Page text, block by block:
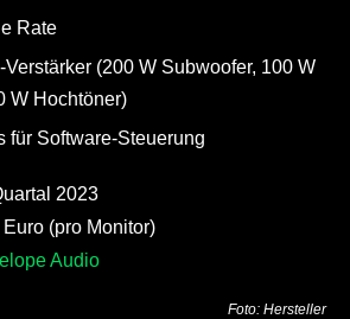
Rate
(200 W Subwoofer, 100 W
W Hochtöner)
für Software-Steuerung
2023
(pro Monitor)
Audio
Foto: Hersteller